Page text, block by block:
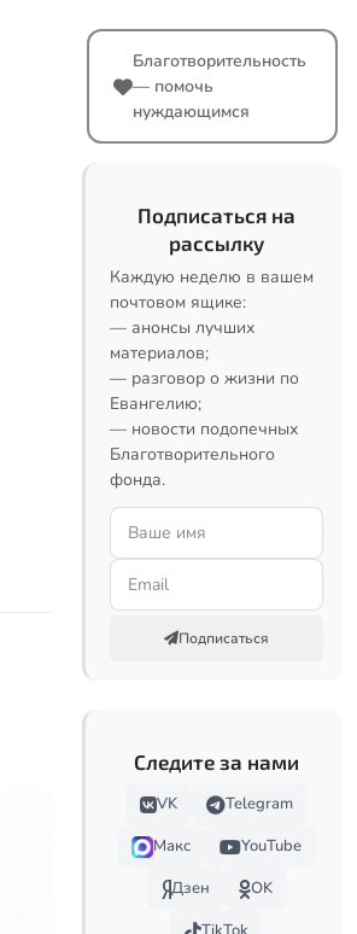
Благотворительность
— помочь
нуждающимся
Подписаться на
рассылку
Каждую неделю в вашем
почтовом ящике:
— анонсы лучших
материалов;
— разговор о жизни по
Евангелию;
— новости подопечных
Благотворительного
фонда.
Подписаться
Следите за нами
VK
Telegram
Макс
YouTube
Дзен
OK